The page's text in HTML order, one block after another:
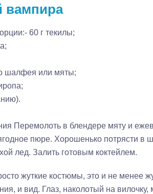
вампира
- 60 г текилы;
шалфея или мяты;
Перемолоть в блендере мяту и
пюре. Хорошенько потрясти в
лед. Залить готовым коктейлем.
жуткие костюмы, это и не менее
и вид. Глаз, наколотый на вилочку,